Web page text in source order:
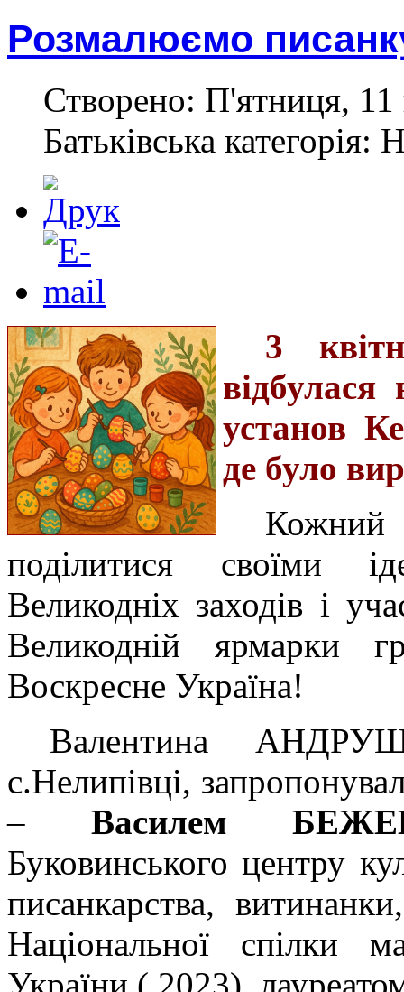
Розмалюємо
Створено: П'ятниця, 11
Батьківська категорія:
3
установ
де було
поділитися своїми
Великодніх заходів і
Великодній ярмарки
Воскресне Україна!
Валентина
с.Нелипівці,
– Василем
Буковинського центру
писанкарства,
Національної спілки